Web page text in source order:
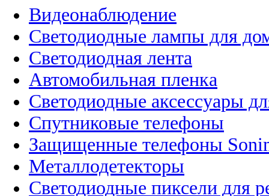
Видеонаблюдение
Светодиодные лампы для
Светодиодная лента
Автомобильная пленка
Светодиодные аксессуары
Спутниковые телефоны
Защищенные телефоны
Металлодетекторы
Светодиодные пиксели для